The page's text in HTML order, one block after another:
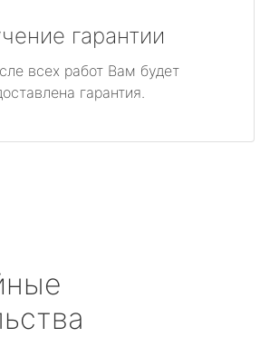
гарантии
всех работ Вам будет
гарантия.